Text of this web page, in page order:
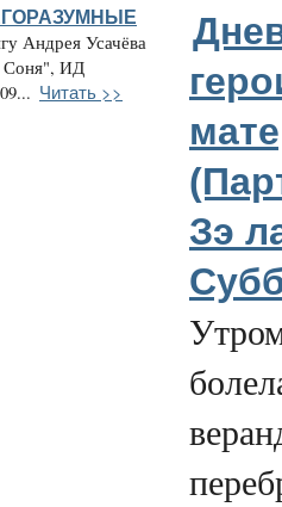
Андрея Усачёва
Соня", ИД
Читать >>
Зэ